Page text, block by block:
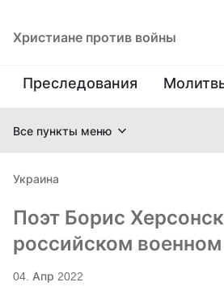
Христиане против войны
Преследования
Все пункты меню
Украина
Поэт Борис
российском военном
04. Апр 2022